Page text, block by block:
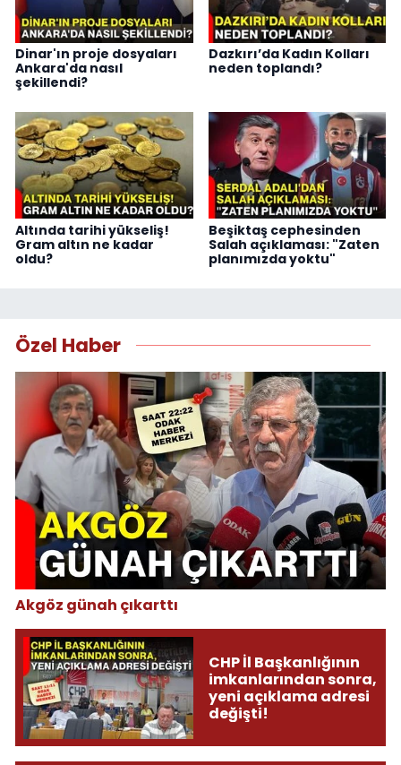
Dinar'ın proje dosyaları
Ankara'da nasıl
şekillendi?
Dazkırı’da Kadın Kolları
neden toplandı?
Altında tarihi yükseliş!
Gram altın ne kadar
oldu?
Beşiktaş cephesinden
Salah açıklaması: "Zaten
planımızda yoktu"
Özel Haber
Akgöz günah çıkarttı
CHP İl Başkanlığının
imkanlarından sonra,
yeni açıklama adresi
değişti!